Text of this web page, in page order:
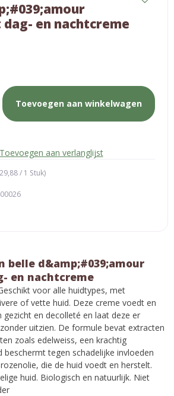
en nachtcreme
Toevoegen aan winkelwagen
Toevoegen aan verlanglijst
29,88/ 1 Stuk)
belle d&amp;#039;amour
en nachtcreme
voor alle huidtypes, met
of vette huid. Deze creme voedt en
gezicht en decolleté en laat deze er
uitzien. De formule bevat extracten
zoals edelweiss, een krachtig
beschermt tegen schadelijke invloeden
die de huid voedt en herstelt.
huid. Biologisch en natuurlijk. Niet